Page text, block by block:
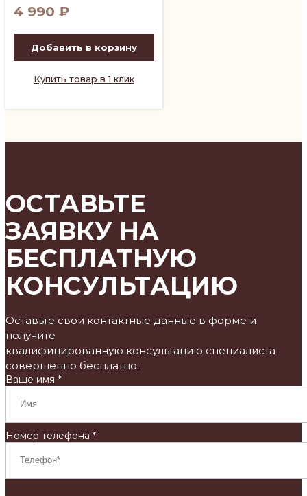
4 990 ₽
Добавить в корзину
Купить товар в 1 клик
ОСТАВЬТЕ
ЗАЯВКУ НА
БЕСПЛАТНУЮ
КОНСУЛЬТАЦИЮ
Оставьте свои контактные данные в форме и
получите
квалифицированную консультацию специалиста
совершенно бесплатно.
Ваше имя *
Номер телефона *